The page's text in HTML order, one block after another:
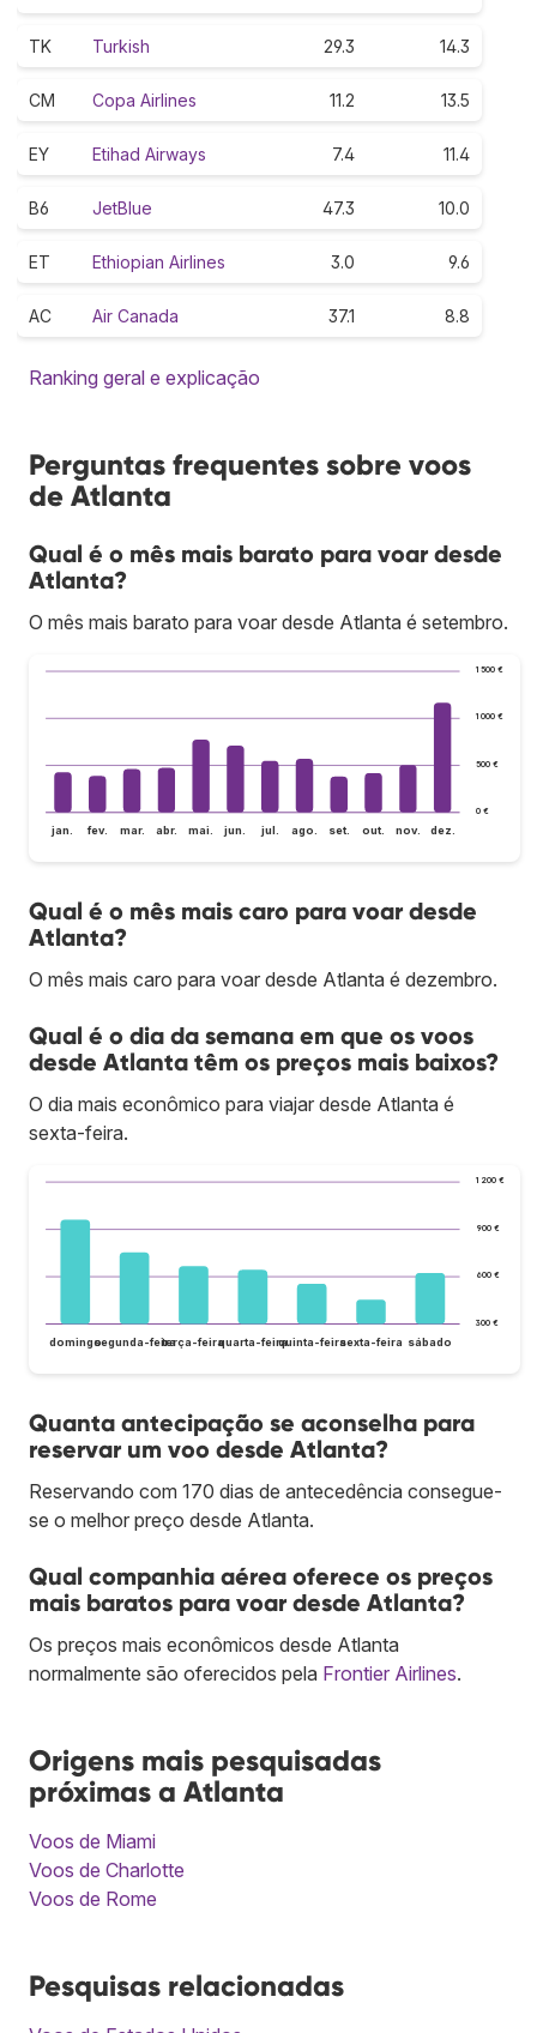
TK Turkish 29.3 14.3
CM Copa Airlines 11.2 13.5
EY Etihad Airways 7.4 11.4
B6 JetBlue 47.3 10.0
ET Ethiopian Airlines 3.0 9.6
AC Air Canada 37.1 8.8
Ranking geral e explicação
Perguntas frequentes sobre voos
de Atlanta
Qual é o mês mais barato para voar desde
Atlanta?
O mês mais barato para voar desde Atlanta é setembro.
0 €
500 €
1 000 €
1 500 €
jan. fev. mar. abr. mai. jun. jul. ago. set. out. nov. dez.
Qual é o mês mais caro para voar desde
Atlanta?
O mês mais caro para voar desde Atlanta é dezembro.
Qual é o dia da semana em que os voos
desde Atlanta têm os preços mais baixos?
O dia mais econômico para viajar desde Atlanta é
sexta-feira.
300 €
600 €
900 €
1 200 €
domingosegunda-feiraterça-feiraquarta-feiraquinta-feirasexta-feira sábado
Quanta antecipação se aconselha para
reservar um voo desde Atlanta?
Reservando com 170 dias de antecedência consegue-
se o melhor preço desde Atlanta.
Qual companhia aérea oferece os preços
mais baratos para voar desde Atlanta?
Os preços mais econômicos desde Atlanta
normalmente são oferecidos pela Frontier Airlines.
Origens mais pesquisadas
próximas a Atlanta
Voos de Miami
Voos de Charlotte
Voos de Rome
Pesquisas relacionadas